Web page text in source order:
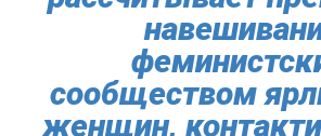
сообществом
женщин,